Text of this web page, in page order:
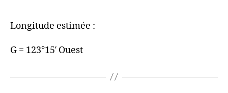
Longitude estimée :
G = 123°15′ Ouest